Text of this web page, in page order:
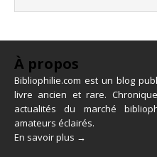
À propos
Bibliophilie.com est un blog
livre ancien et rare.
actualités du marché
amateurs éclairés.
En savoir plus →